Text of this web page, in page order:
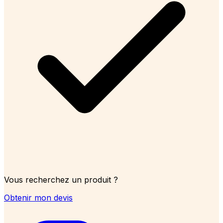
Vous recherchez un produit ?
Obtenir mon devis